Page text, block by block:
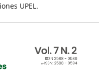
UPEL.